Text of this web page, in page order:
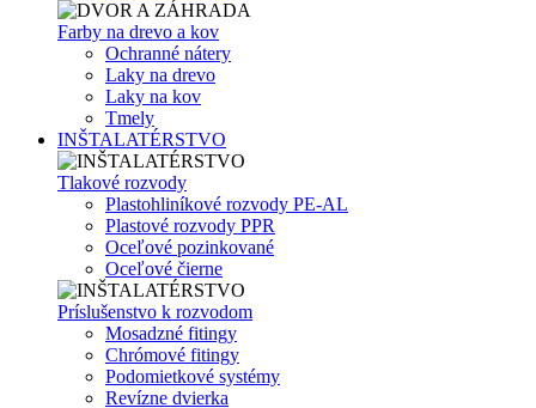
Farby na drevo a kov
Ochranné nátery
Laky na drevo
Laky na kov
Tmely
INŠTALATÉRSTVO
Tlakové rozvody
Plastohliníkové rozvody PE-AL
Plastové rozvody PPR
Oceľové pozinkované
Oceľové čierne
Príslušenstvo k rozvodom
Mosadzné fitingy
Chrómové fitingy
Podomietkové systémy
Revízne dvierka